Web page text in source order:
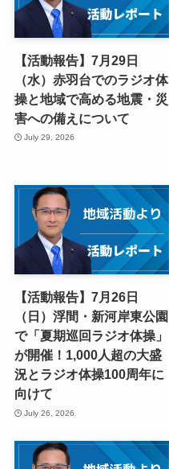
【活動報告】7月29日
（水）赤羽台でのラジオ体
操と地域で高める地震・災
害への備えについて
July 29, 2026
【活動報告】7月26日
（日）浮間・新河岸東公園
で「夏期巡回ラジオ体操」
が開催！1,000人超の大盛
況とラジオ体操100周年に
向けて
July 26, 2026